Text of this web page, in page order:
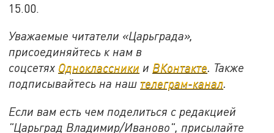
15.00.
Уважаемые читатели «Царьграда»,
присоединяйтесь к нам в
соцсетях Одноклассники и ВКонтакте. Также
подписывайтесь на наш телеграм-канал.
Если вам есть чем поделиться с редакцией
"Царьград Владимир/Иваново", присылайте